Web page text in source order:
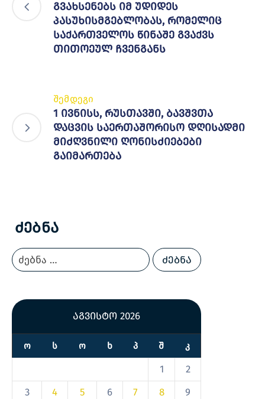
გვახსენებს იმ უდიდეს
პასუხისმგებლობას, რომელიც
საქართველოს წინაშე გვაქვს
თითოეულ ჩვენგანს
შემდეგი
1 ივნისს, რუსთავში, ბავშვთა
დაცვის საერთაშორისო დღისადმი
მიძღვნილი ღონისძიებები
გაიმართება
Ძებნა
აგვისტო 2026
Ო Ს Ო Ხ Პ Შ Კ
1
2
3
4 5 6 7 8
9